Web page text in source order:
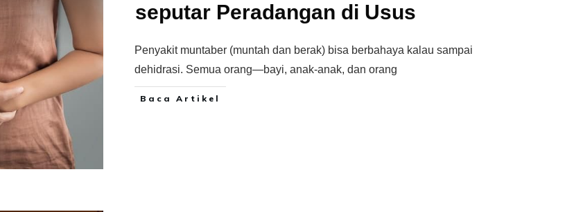
seputar Peradangan di Usus
Penyakit muntaber (muntah dan berak) bisa berbahaya kalau sampai
dehidrasi. Semua orang—bayi, anak-anak, dan orang
Baca Artikel